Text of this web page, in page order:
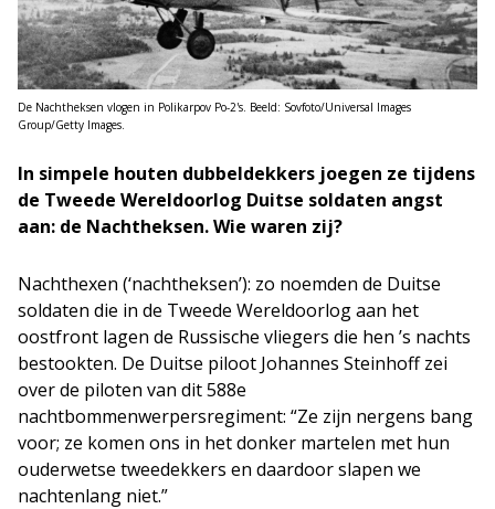
De Nachtheksen vlogen in Polikarpov Po-2's. Beeld: Sovfoto/Universal Images
Group/Getty Images.
In simpele houten dubbeldekkers joegen ze tijdens
de Tweede Wereldoorlog Duitse soldaten angst
aan: de Nachtheksen. Wie waren zij?
Nachthexen (‘nachtheksen’): zo noemden de Duitse
soldaten die in de Tweede Wereldoorlog aan het
oostfront lagen de Russische vliegers die hen ’s nachts
bestookten. De Duitse piloot Johannes Steinhoff zei
over de piloten van dit 588e
nachtbommenwerpersregiment: “Ze zijn nergens bang
voor; ze komen ons in het donker martelen met hun
ouderwetse tweedekkers en daardoor slapen we
nachtenlang niet.”